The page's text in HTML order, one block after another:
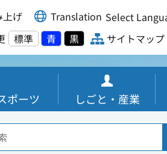
上げ Translation Select
標準 青 黒 サイトマップ
ポーツ しごと・産業